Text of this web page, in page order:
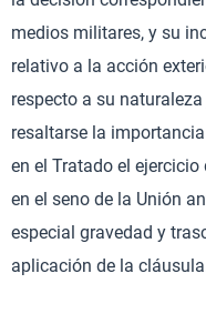
medios militares, y su
relativo a la acción
respecto a su
resaltarse la
en el Tratado el
en el seno de la Unión
especial gravedad y
aplicación de la